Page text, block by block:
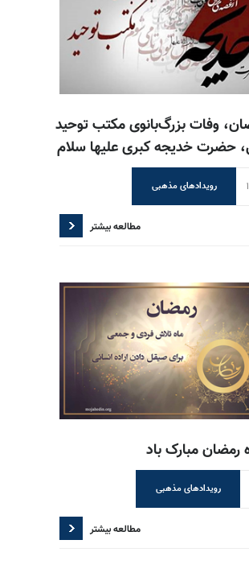
وفات بزرگ‌بانوی مکتب توحید
حضرت خدیجه کبری علیها سلام
رویدادهای مذهبی
مطالعه بیشتر
رمضان مبارک باد
رویدادهای مذهبی
مطالعه بیشتر